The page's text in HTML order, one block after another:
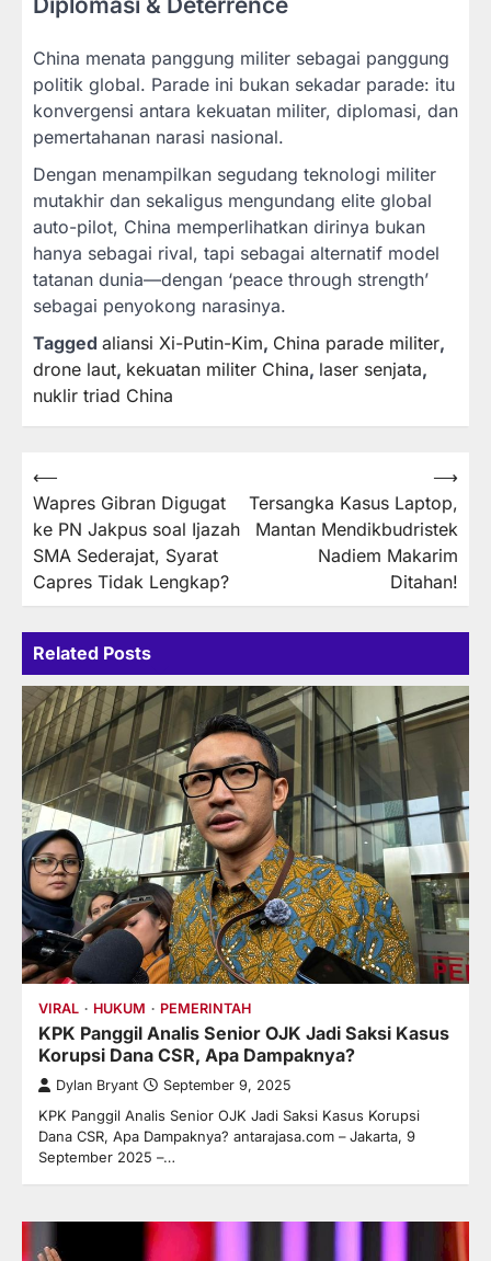
China menata panggung militer sebagai panggung
politik global. Parade ini bukan sekadar parade: itu
konvergensi antara kekuatan militer, diplomasi, dan
pemertahanan narasi nasional.
Dengan menampilkan segudang teknologi militer
mutakhir dan sekaligus mengundang elite global
auto-pilot, China memperlihatkan dirinya bukan
hanya sebagai rival, tapi sebagai alternatif model
tatanan dunia—dengan ‘peace through strength’
sebagai penyokong narasinya.
Tagged aliansi Xi-Putin-Kim, China parade militer,
drone laut, kekuatan militer China, laser senjata,
nuklir triad China
Post
navigation
⟵
Wapres Gibran Digugat
ke PN Jakpus soal Ijazah
SMA Sederajat, Syarat
Capres Tidak Lengkap?
Tersangka Kasus Laptop,
Mantan Mendikbudristek
Nadiem Makarim
Ditahan!
⟶
Related Posts
VIRAL HUKUM PEMERINTAH
KPK Panggil Analis Senior OJK Jadi Saksi Kasus
Korupsi Dana CSR, Apa Dampaknya?
Dylan Bryant September 9, 2025
KPK Panggil Analis Senior OJK Jadi Saksi Kasus Korupsi
Dana CSR, Apa Dampaknya? antarajasa.com – Jakarta, 9
September 2025 –…